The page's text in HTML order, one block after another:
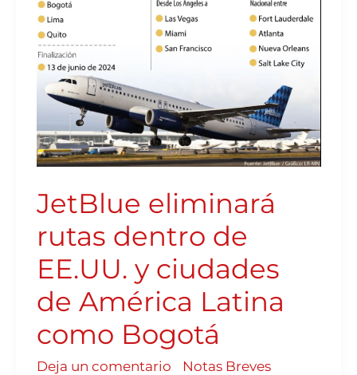
JetBlue eliminará
rutas dentro de
EE.UU. y ciudades
de América Latina
como Bogotá
Deja un comentario Notas Breves,
CIUDADES
DE
AMÉRICA
LATINA
COMO
BOGOTÁ